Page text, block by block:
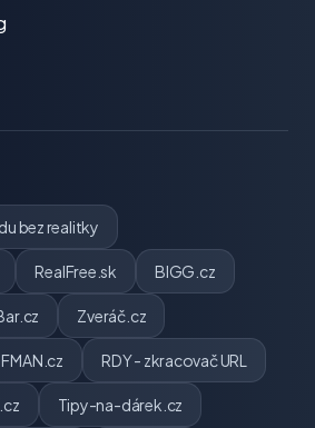
bez realitky
RealFree.sk BIGG.cz
Zveráč.cz
FMAN.cz RDY - zkracovač URL
Tipy-na-dárek.cz